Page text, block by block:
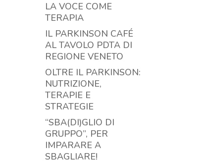
LA VOCE COME
TERAPIA
IL PARKINSON CAFÉ
AL TAVOLO PDTA DI
REGIONE VENETO
OLTRE IL PARKINSON:
NUTRIZIONE,
TERAPIE E
STRATEGIE
“SBA(DI)GLIO DI
GRUPPO”, PER
IMPARARE A
SBAGLIARE!